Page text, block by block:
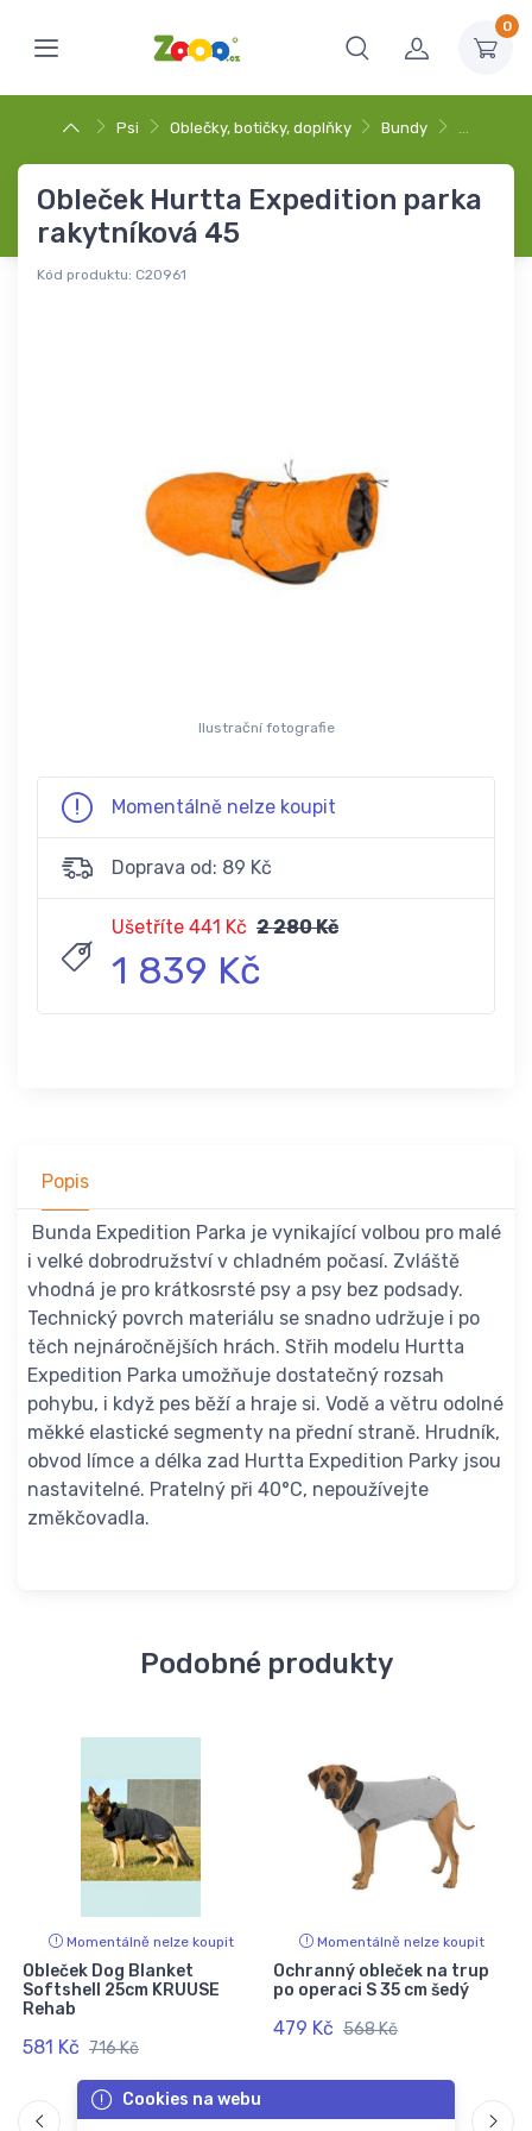
0
Psi Oblečky, botičky, doplňky Bundy …
Obleček Hurtta Expedition parka
rakytníková 45
Kód produktu: C20961
Ilustrační fotografie
Momentálně nelze koupit
Doprava od: 89 Kč
Ušetříte 441 Kč 2 280 Kč
1 839 Kč
Popis
Bunda Expedition Parka je vynikající volbou pro malé
i velké dobrodružství v chladném počasí. Zvláště
vhodná je pro krátkosrsté psy a psy bez podsady.
Technický povrch materiálu se snadno udržuje i po
těch nejnáročnějších hrách. Střih modelu Hurtta
Expedition Parka umožňuje dostatečný rozsah
pohybu, i když pes běží a hraje si. Vodě a větru odolné
měkké elastické segmenty na přední straně. Hrudník,
obvod límce a délka zad Hurtta Expedition Parky jsou
nastavitelné. Pratelný při 40°C, nepoužívejte
změkčovadla.
Podobné produkty
Momentálně nelze koupit
Obleček Dog Blanket
Softshell 25cm KRUUSE
Rehab
581 Kč 716 Kč
Momentálně nelze koupit
Ochranný obleček na trup
po operaci S 35 cm šedý
479 Kč 568 Kč
Cookies na webu